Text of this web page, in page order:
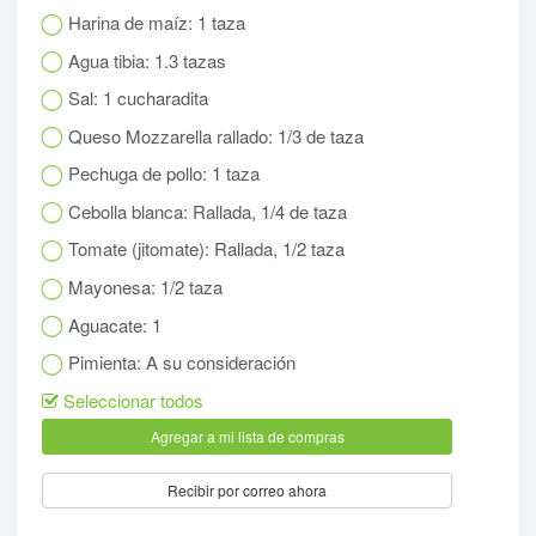
Harina de maíz: 1 taza
Agua tibia: 1.3 tazas
Sal: 1 cucharadita
Queso Mozzarella rallado: 1/3 de taza
Pechuga de pollo: 1 taza
Cebolla blanca: Rallada, 1/4 de taza
Tomate (jitomate): Rallada, 1/2 taza
Mayonesa: 1/2 taza
Aguacate: 1
Pimienta: A su consideración
Seleccionar todos
Recibir por correo ahora